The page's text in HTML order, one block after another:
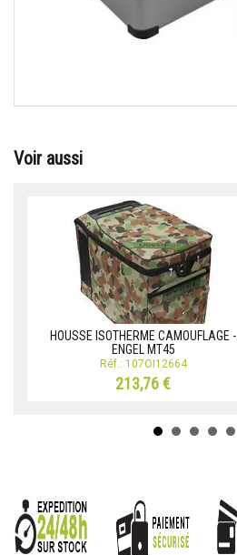
Voir aussi
HOUSSE ISOTHERME CAMOUFLAGE -
ENGEL MT45
Réf.: 107OI12664
213,76 €